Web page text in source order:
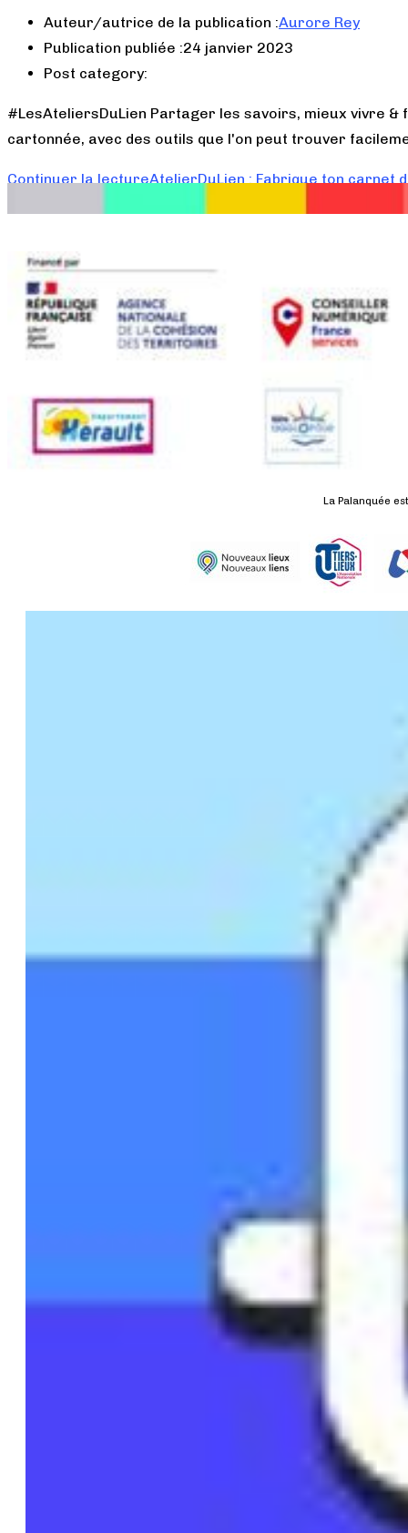
Auteur/autrice de la publication :Aurore Rey
Publication publiée :24 janvier 2023
Post category:
#LesAteliersDuLien Partager les savoirs, mieux vivre
cartonnée, avec des outils que l'on peut trouver
Continuer la lectureAtelierDuLien : Fabrique ton carnet
La Palanquée